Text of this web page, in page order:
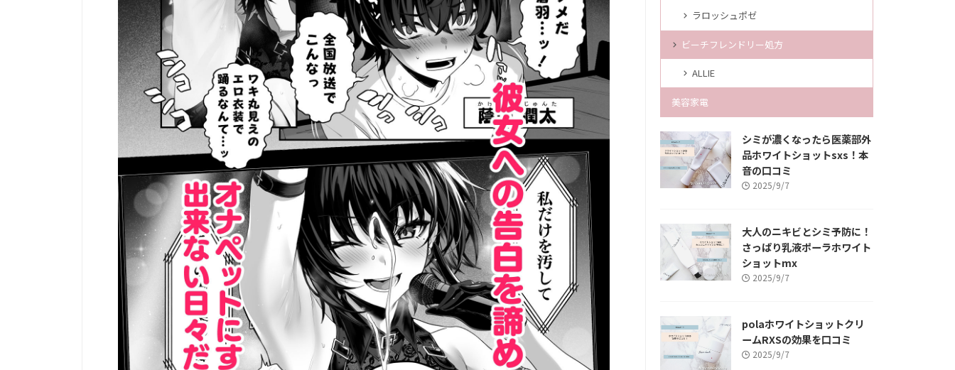
ラロッシュポゼ
ビーチフレンドリー処方
ALLIE
美容家電
シミが濃くなったら医薬部外
品ホワイトショットsxs！本
音の口コミ
2025/9/7
大人のニキビとシミ予防に！
さっぱり乳液ポーラホワイト
ショットmx
2025/9/7
polaホワイトショットクリ
ームRXSの効果を口コミ
2025/9/7